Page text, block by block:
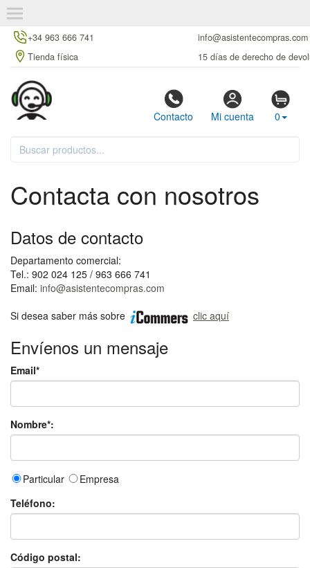
+34 963 666 741
info@asistentecompras.com
Tienda física
15 días de derecho de
Contacto Mi cuenta 0
Contacta con nosotros
Datos de contacto
Departamento comercial:
Tel.: 902 024 125 / 963 666 741
Email: info@asistentecompras.com
Si desea saber más sobre
clic aquí
Envíenos un mensaje
Email*
Nombre*:
Particular
Empresa
Teléfono:
Código postal: